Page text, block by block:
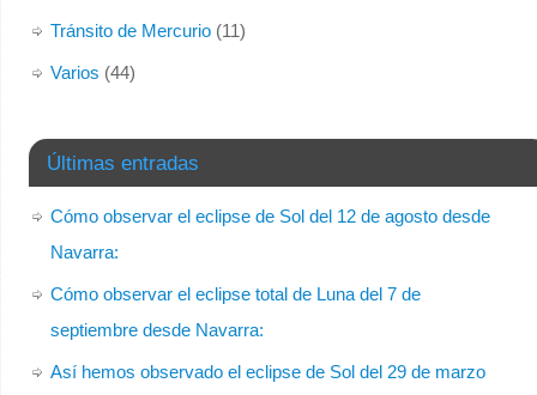
Tránsito de Mercurio(11)
Varios (44)
Últimas entradas
Cómo observar el eclipse de Sol del 12 de agosto desde
Navarra:
Cómo observar el eclipse total de Luna del 7 de
septiembre desde Navarra:
Así hemos observado el eclipse de Sol del 29 de marzo